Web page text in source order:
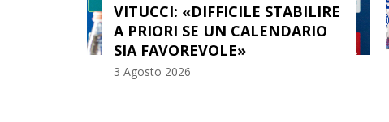
VITUCCI: «DIFFICILE STABILIRE
A PRIORI SE UN CALENDARIO
SIA FAVOREVOLE»
3 Agosto 2026